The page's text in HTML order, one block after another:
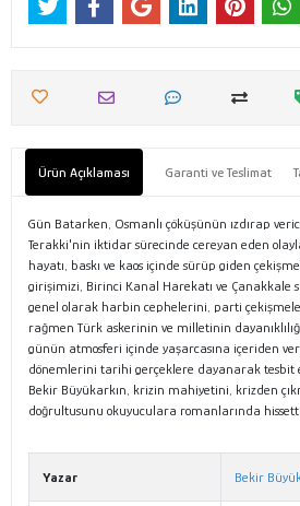
Ürün Açıklaması Garanti ve Teslimat
Gün Batarken, Osmanlı çöküşünün ızdırap
Terakki'nin iktidar sürecinde cereyan eden
hayatı, baskı ve kaos içinde sürüp giden
girişimizi, Birinci Kanal Harekatı ve Çanakkale
genel olarak harbin cephelerini, parti
rağmen Türk askerinin ve milletinin
günün atmosferi içinde yaşarcasına içeriden
dönemlerini tarihi gerçeklere dayanarak tesbit
Bekir Büyükarkın, krizin mahiyetini, krizden
doğrultusunu okuyuculara romanlarında
Yazar Bekir